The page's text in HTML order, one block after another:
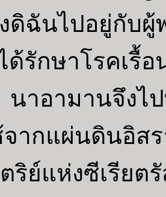
ดิฉันไปอยู่กับผู้
รักษาโรคเรื้อ
ามานจึงไปทู
จากแผ่นดินอิส
ริย์แห่งซีเรียต